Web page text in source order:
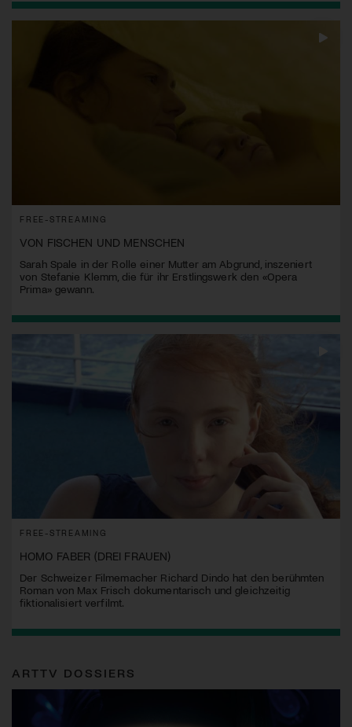
FREE-STREAMING
VON FISCHEN UND MENSCHEN
Sarah Spale in der Rolle einer Mutter am Abgrund, inszeniert
von Stefanie Klemm, die für ihr Erstlingswerk den «Opera
Prima» gewann.
FREE-STREAMING
HOMO FABER (DREI FRAUEN)
Der Schweizer Filmemacher Richard Dindo hat den berühmten
Roman von Max Frisch dokumentarisch und gleichzeitig
fiktionalisiert verfilmt.
ARTTV DOSSIERS